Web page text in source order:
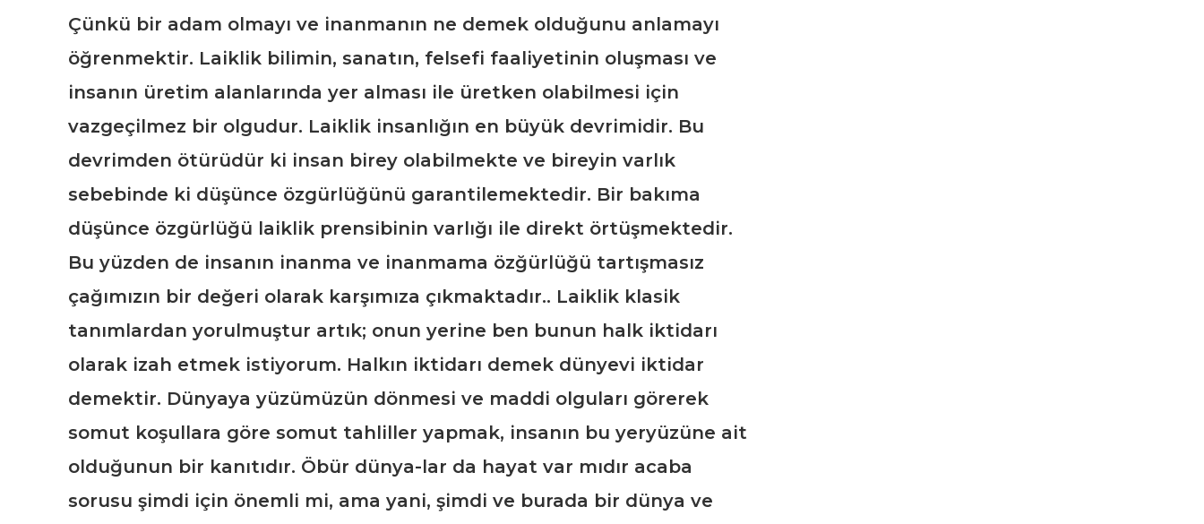
Çünkü bir adam olmayı ve inanmanın ne demek olduğunu anlamayı
öğrenmektir. Laiklik bilimin, sanatın, felsefi faaliyetinin oluşması ve
insanın üretim alanlarında yer alması ile üretken olabilmesi için
vazgeçilmez bir olgudur. Laiklik insanlığın en büyük devrimidir. Bu
devrimden ötürüdür ki insan birey olabilmekte ve bireyin varlık
sebebinde ki düşünce özgürlüğünü garantilemektedir. Bir bakıma
düşünce özgürlüğü laiklik prensibinin varlığı ile direkt örtüşmektedir.
Bu yüzden de insanın inanma ve inanmama özğürlüğü tartışmasız
çağımızın bir değeri olarak karşımıza çıkmaktadır.. Laiklik klasik
tanımlardan yorulmuştur artık; onun yerine ben bunun halk iktidarı
olarak izah etmek istiyorum. Halkın iktidarı demek dünyevi iktidar
demektir. Dünyaya yüzümüzün dönmesi ve maddi olguları görerek
somut koşullara göre somut tahliller yapmak, insanın bu yeryüzüne ait
olduğunun bir kanıtıdır. Öbür dünya-lar da hayat var mıdır acaba
sorusu şimdi için önemli mi, ama yani, şimdi ve burada bir dünya ve